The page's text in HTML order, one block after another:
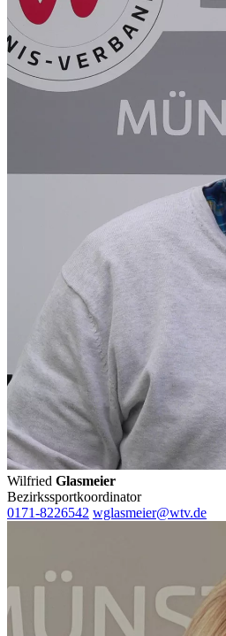
Wilfried Glasmeier
Bezirkssportkoordinator
0171-8226542 wglasmeier@wtv.de